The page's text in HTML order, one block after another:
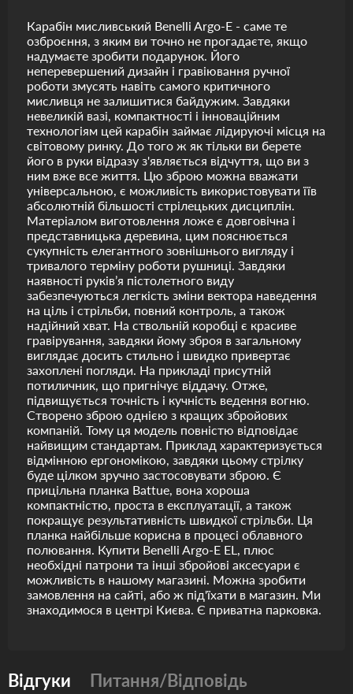
Карабін мисливський Benelli Argo-E - саме те
озброєння, з яким ви точно не прогадаєте, якщо
надумаєте зробити подарунок. Його
неперевершений дизайн і гравіювання ручної
роботи змусять навіть самого критичного
мисливця не залишитися байдужим. Завдяки
невеликій вазі, компактності і інноваційним
технологіям цей карабін займає лідируючі місця на
світовому ринку. До того ж як тільки ви берете
його в руки відразу з'являється відчуття, що ви з
ним вже все життя. Цю зброю можна вважати
універсальною, є можливість використовувати їїв
абсолютній більшості стрілецьких дисциплін.
Матеріалом виготовлення ложе є довговічна і
представницька деревина, цим пояснюється
сукупність елегантного зовнішнього вигляду і
тривалого терміну роботи рушниці. Завдяки
наявності руків’я пістолетного виду
забезпечуються легкість зміни вектора наведення
на ціль і стрільби, повний контроль, а також
надійний хват. На ствольній коробці є красиве
гравірування, завдяки йому зброя в загальному
виглядає досить стильно і швидко привертає
захоплені погляди. На прикладі присутній
потиличник, що пригнічує віддачу. Отже,
підвищується точність і кучність ведення вогню.
Створено зброю однією з кращих збройових
компаній. Тому ця модель повністю відповідає
найвищим стандартам. Приклад характеризується
відмінною ергономікою, завдяки цьому стрілку
буде цілком зручно застосовувати зброю. Є
прицільна планка Battue, вона хороша
компактністю, проста в експлуатації, а також
покращує результативність швидкої стрільби. Ця
планка найбільше корисна в процесі облавного
полювання. Купити Benelli Argo-E EL, плюс
необхідні патрони та інші збройові аксесуари є
можливість в нашому магазині. Можна зробити
замовлення на сайті, або ж під'їхати в магазин. Ми
знаходимося в центрі Києва. Є приватна парковка.
Відгуки Питання/Відповідь